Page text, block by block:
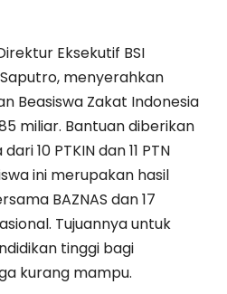
Eksekutif BSI
menyerahkan
Beasiswa Zakat Indonesia
miliar. Bantuan diberikan
10 PTKIN dan 11 PTN
ini merupakan hasil
BAZNAS dan 17
Tujuannya untuk
tinggi bagi
kurang mampu.